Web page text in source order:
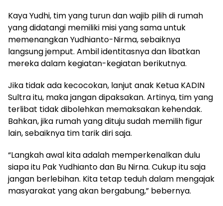
Kaya Yudhi, tim yang turun dan wajib pilih di rumah
yang didatangi memiliki misi yang sama untuk
memenangkan Yudhianto-Nirma, sebaiknya
langsung jemput. Ambil identitasnya dan libatkan
mereka dalam kegiatan-kegiatan berikutnya.
Jika tidak ada kecocokan, lanjut anak Ketua KADIN
Sultra itu, maka jangan dipaksakan. Artinya, tim yang
terlibat tidak dibolehkan memaksakan kehendak.
Bahkan, jika rumah yang dituju sudah memilih figur
lain, sebaiknya tim tarik diri saja.
“Langkah awal kita adalah memperkenalkan dulu
siapa itu Pak Yudhianto dan Bu Nirna. Cukup itu saja
jangan berlebihan. Kita tetap teduh dalam mengajak
masyarakat yang akan bergabung,” bebernya.